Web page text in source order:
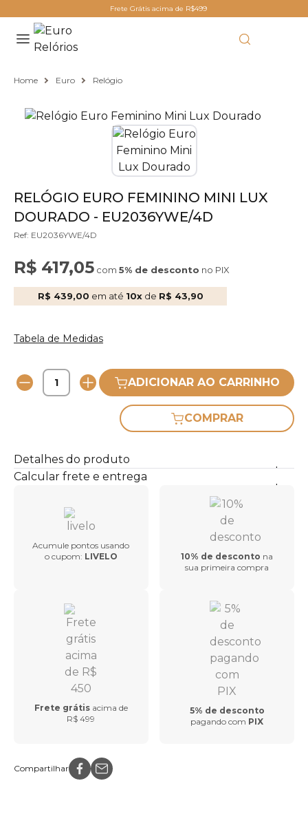
Frete Grátis acima de R$499
Home Euro Relógio
RELÓGIO EURO FEMININO MINI LUX
DOURADO - EU2036YWE/4D
Ref: EU2036YWE/4D
R$ 417,05 com 5% de desconto no PIX
R$ 439,00 em até 10xde R$ 43,90
Tabela de Medidas
ADICIONAR AO CARRINHO
COMPRAR
Detalhes do produto
Calcular frete e entrega
Acumule pontos usando
o cupom: LIVELO 10% de desconto na
sua primeira compra
Frete grátis acima de
R$ 499
5% de desconto
pagando com PIX
Compartilhar